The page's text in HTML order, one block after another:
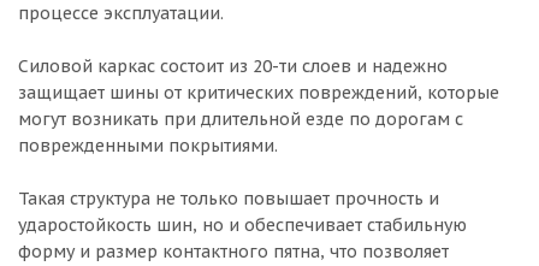
процессе эксплуатации.
Силовой каркас состоит из 20-ти слоев и надежно
защищает шины от критических повреждений, которые
могут возникать при длительной езде по дорогам с
поврежденными покрытиями.
Такая структура не только повышает прочность и
ударостойкость шин, но и обеспечивает стабильную
форму и размер контактного пятна, что позволяет